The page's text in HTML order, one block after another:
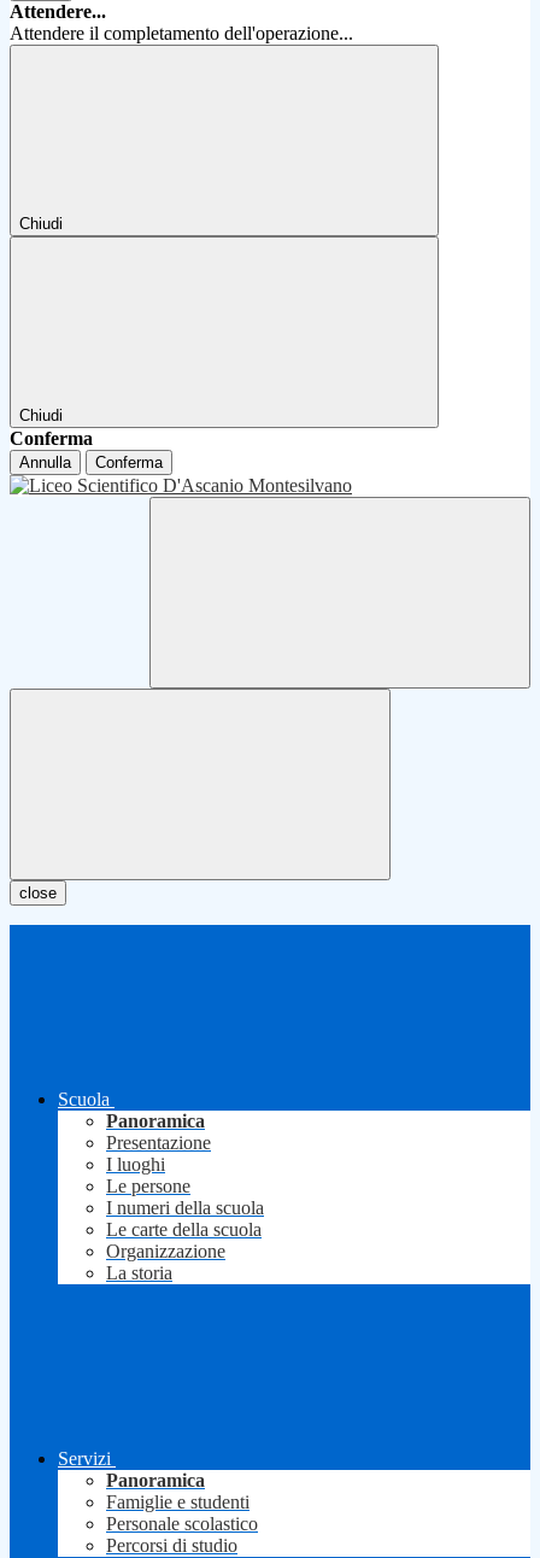
Attendere...
Attendere il completamento dell'operazione...
Chiudi
Chiudi
Conferma
Annulla Conferma
close
Scuola
Panoramica
Presentazione
I luoghi
Le persone
I numeri della scuola
Le carte della scuola
Organizzazione
La storia
Servizi
Panoramica
Famiglie e studenti
Personale scolastico
Percorsi di studio